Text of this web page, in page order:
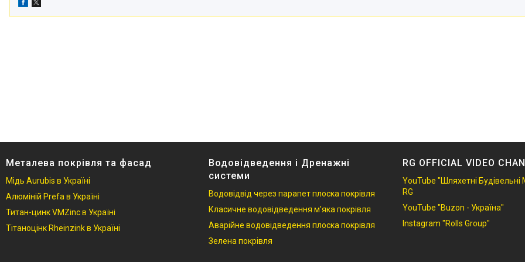
Металева покрівля та фасад
Мідь Aurubis в Україні
Алюміній Prefa в Україні
Титан-цинк VMZinc в Україні
Тітаноцінк Rheinzink в Україні
Водовідведення і Дренажні
системи
Водовідвід через парапет плоска покрівля
Класичне водовідведення м'яка покрівля
Аварійне водовідведення плоска покрівля
Зелена покрівля
RG OFFICIAL VIDEO
YouTube "Шляхетні Будівельні
RG
YouTube "Buzon - Україна"
Instagram "Rolls Group"